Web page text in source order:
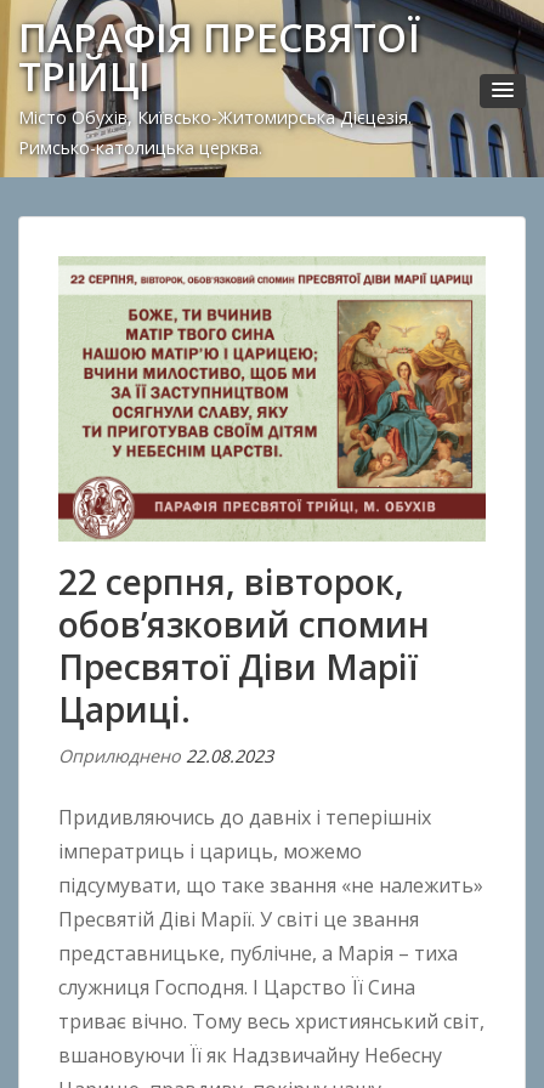
ПАРАФІЯ ПРЕСВЯТОЇ
ТРІЙЦІ
Місто Обухів, Київсько-Житомирська Дієцезія.
Римсько-католицька церква.
22 серпня, вівторок,
обов’язковий спомин
Пресвятої Діви Марії
Цариці.
Оприлюднено 22.08.2023В
д
n
n
B
o
k
Придивляючись до давніх і теперішніх
імператриць і цариць, можемо
підсумувати, що таке звання «не належить»
Пресвятій Діві Марії. У світі це звання
представницьке, публічне, а Марія – тиха
служниця Господня. І Царство Її Сина
триває вічно. Тому весь християнський світ,
вшановуючи Її як Надзвичайну Небесну